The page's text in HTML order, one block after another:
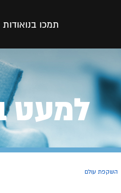
תמכו בנואודות
למעט
השקפת עולם